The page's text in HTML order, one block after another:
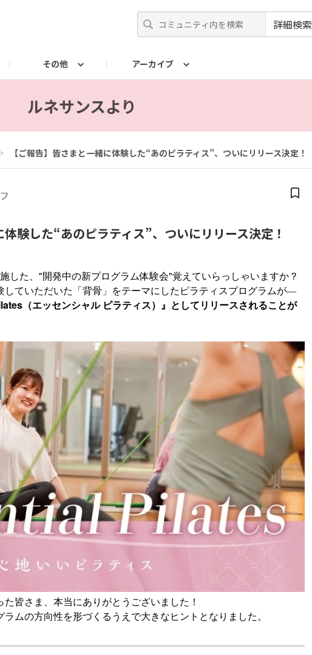
詳細検索
その他 アーカイブ
ルネサンスより
【ご報告】皆さまと一緒に体験した“あのピラティス”、ついにリリース決定！
体験した“あのピラティス”、ついにリリース決定！
した、"開発中の新プログラム体験会"覚えていらっしゃいますか？
していただいた「背骨」をテーマにしたピラティスプログラムが―
（エッセンシャル ピラティス）』としてリリースされることが
皆さま、本当にありがとうございました！
ムの方向性を形づくるうえで大きなヒントとなりました。